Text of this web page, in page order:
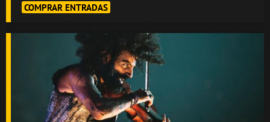
COMPRAR ENTRADAS